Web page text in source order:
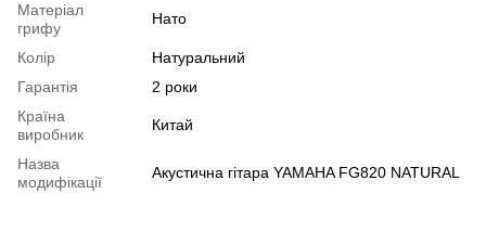
Матеріал
грифу
Нато
Колір
Натуральний
Гарантія
2 роки
Країна
виробник
Китай
Назва
модифікації
Акустична гітара YAMAHA FG820 NATURAL